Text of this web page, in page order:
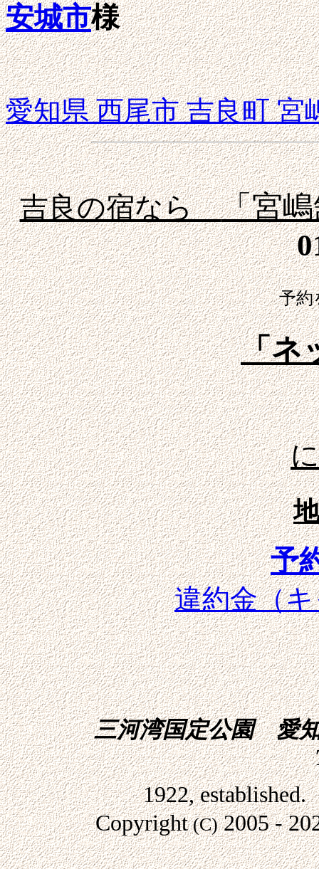
安城市様
愛知県 西尾市 吉良町
吉良の宿なら「宮
０８時～２３時
予約
「ネ
予
違約金（
三河湾国定公園 愛
1922,
Copyright(C)2005-